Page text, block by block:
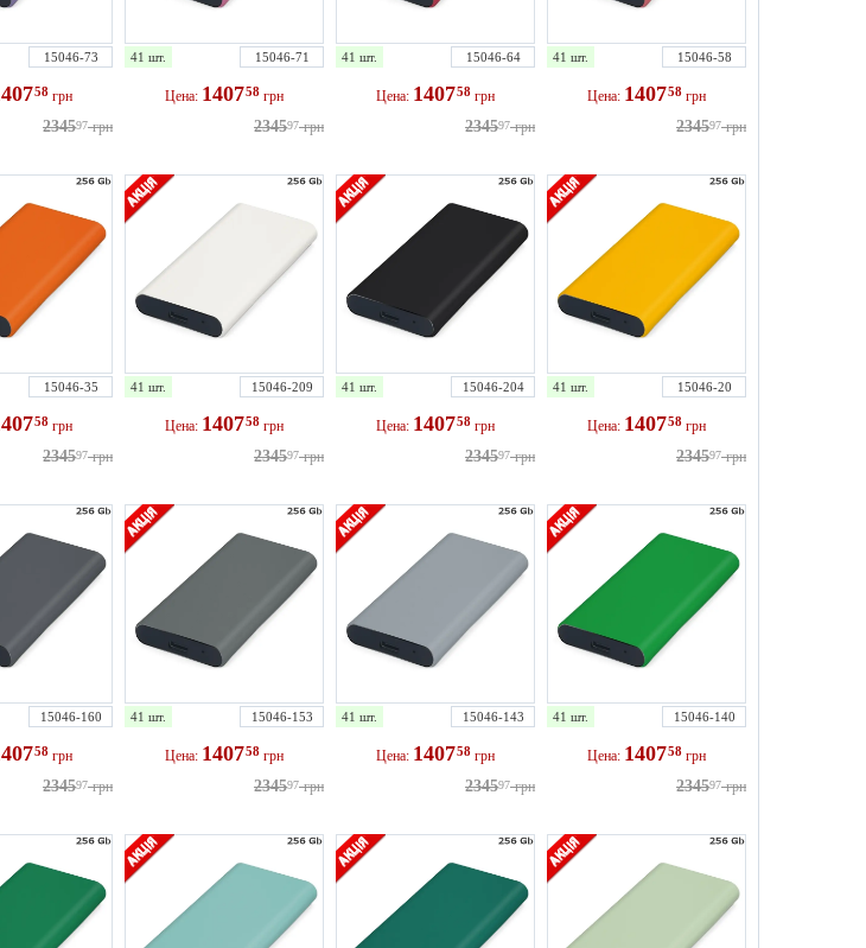
15046-73
58 грн
234597 грн
41 шт. 15046-71
Цена: 140758 грн
234597 грн
41 шт. 15046-64
Цена: 140758 грн
234597 грн
41 шт. 15046-58
Цена: 140758 грн
234597 грн
15046-35
58 грн
234597 грн
41 шт. 15046-209
Цена: 140758 грн
234597 грн
41 шт. 15046-204
Цена: 140758 грн
234597 грн
41 шт. 15046-20
Цена: 140758 грн
234597 грн
15046-160
58 грн
234597 грн
41 шт. 15046-153
Цена: 140758 грн
234597 грн
41 шт. 15046-143
Цена: 140758 грн
234597 грн
41 шт. 15046-140
Цена: 140758 грн
234597 грн